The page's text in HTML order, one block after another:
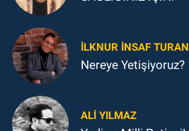
İLKNUR İNSAF TURAN
Nereye Yetişiyoruz?
ALI YILMAZ